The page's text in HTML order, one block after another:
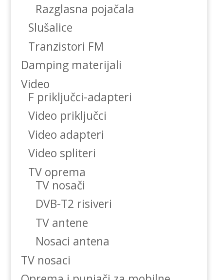
Razglasna pojačala
Slušalice
Tranzistori FM
Damping materijali
Video
F priključci-adapteri
Video priključci
Video adapteri
Video spliteri
TV oprema
TV nosači
DVB-T2 risiveri
TV antene
Nosaci antena
TV nosaci